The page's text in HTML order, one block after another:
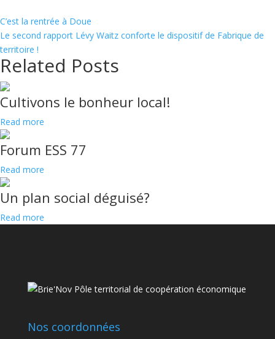
C’est la rentrée à Doue
Le second rapport Lévy Waitz conforte le dispositif de Fabrique de
territoire !
Related Posts
Cultivons le bonheur local!
Read more
Forum ESS 77
Read more
Un plan social déguisé?
Read more
Nos coordonnées